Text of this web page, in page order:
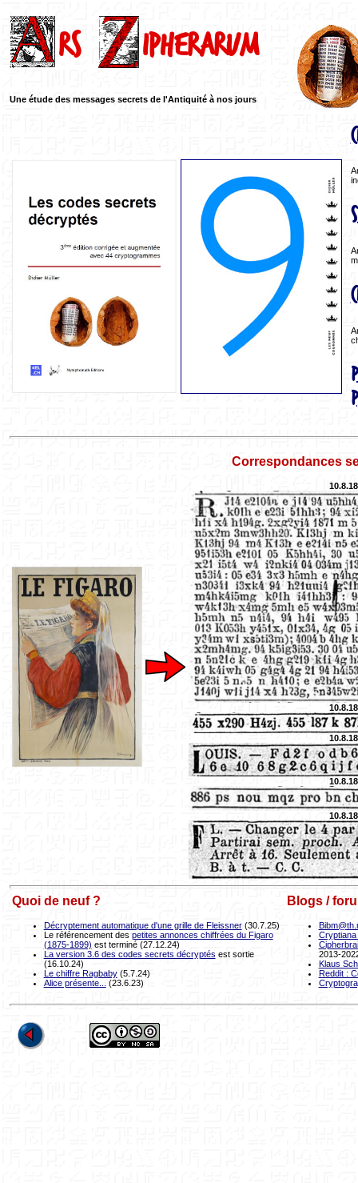
A rs z ipherarum
Une étude des messages secrets de l'Antiquité à nos jours
Correspondances
Quoi de neuf ?
Décryptement automatique d'une grille de Fleissner(30.7.25)
Le référencement des petites annonces chiffrées du Figaro
(1875-1899) est terminé (27.12.24)
La version 3.6 des codes secrets décryptés est sortie
(16.10.24)
Le chiffre Ragbaby(5.7.24)
Alice présente...
(23.6.23)
Blogs /
2013-
Klaus
Reddit :